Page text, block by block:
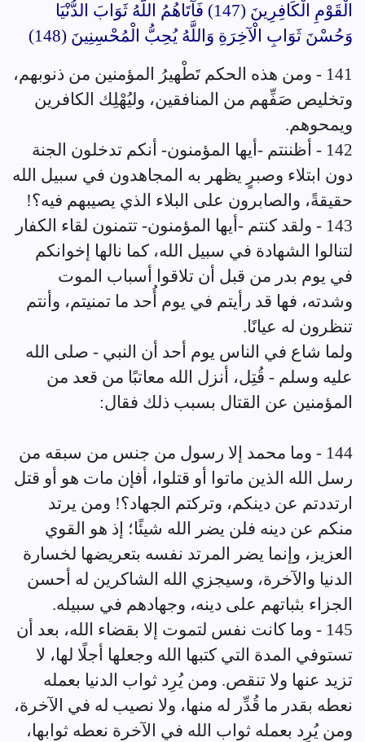
الْقَوْمِ الْكَافِرِينَ (147) فَآتَاهُمُ اللَّهُ ثَوَابَ الدُّنْيَا
وَحُسْنَ ثَوَابِ الْآخِرَةِ وَاللَّهُ يُحِبُّ الْمُحْسِنِينَ (148)
141 - ومن هذه الحكم تَطْهيرُ المؤمنين من ذنوبهم،
وتخليص صَفِّهم من المنافقين، وليُهْلِك الكافرين
ويمحوهم.
142 - أظننتم -أيها المؤمنون- أنكم تدخلون الجنة
دون ابتلاء وصبرٍ يظهر به المجاهدون في سبيل الله
حقيقةً، والصابرون على البلاء الذي يصيبهم فيه؟!
143 - ولقد كنتم -أيها المؤمنون- تتمنون لقاء الكفار
لتنالوا الشهادة في سبيل الله، كما نالها إخوانكم
في يوم بدر من قبل أن تلاقوا أسباب الموت
وشدته، فها قد رأيتم في يوم أُحد ما تمنيتم، وأنتم
تنظرون له عيانًا.
ولما شاع في الناس يوم أحد أن النبي - صلى الله
عليه وسلم - قُتِل، أنزل الله معاتبًا من قعد من
المؤمنين عن القتال بسبب ذلك فقال:
144 - وما محمد إلا رسول من جنس من سبقه من
رسل الله الذين ماتوا أو قتلوا، أفإن مات هو أو قتل
ارتددتم عن دينكم، وتركتم الجهاد؟! ومن يرتد
منكم عن دينه فلن يضر الله شيئًا؛ إذ هو القوي
العزيز، وإنما يضر المرتد نفسه بتعريضها لخسارة
الدنيا والآخرة، وسيجزي الله الشاكرين له أحسن
الجزاء بثباتهم على دينه، وجهادهم في سبيله.
145 - وما كانت نفس لتموت إلا بقضاء الله، بعد أن
تستوفي المدة التي كتبها الله وجعلها أجلًا لها، لا
تزيد عنها ولا تنقص. ومن يُرِد ثواب الدنيا بعمله
نعطه بقدر ما قُدِّر له منها، ولا نصيب له في الآخرة،
ومن يُرِد بعمله ثواب الله في الآخرة نعطه ثوابها،